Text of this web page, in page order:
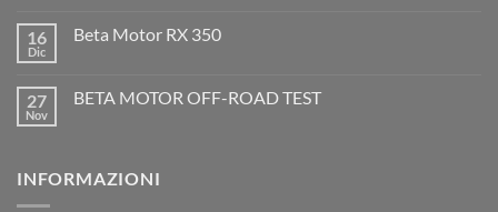
2026:
è
arrivata
su
Motocross
è
16
Dic
Beta Motor RX 350
Beta
27
Nov
BETA MOTOR OFF-ROAD TEST
MOTOR
INFORMAZIONI